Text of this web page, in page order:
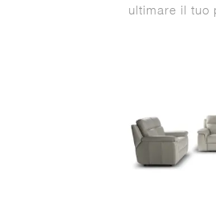
ultimare il tuo